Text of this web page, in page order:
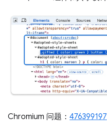
Chromium 问题： 476399197